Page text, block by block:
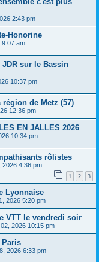
2:43 pm
Honorine
9:07 am
sur le Bassin
10:37 pm
région de Metz (57)
12:36 pm
EN JALLES 2026
10:34 pm
rôlistes
2026 4:36 pm
1 2 3
Lyonnaise
2026 5:20 pm
VTT le vendredi soir
2026 10:15 pm
Paris
2026 6:33 pm